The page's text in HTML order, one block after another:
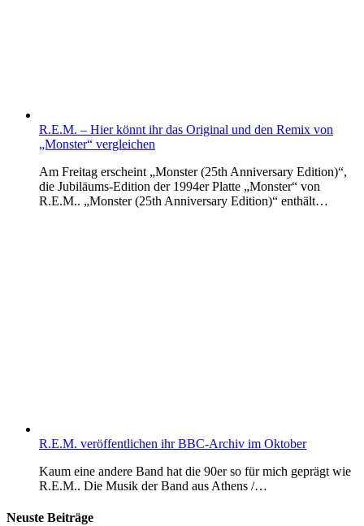
R.E.M. – Hier könnt ihr das Original und den Remix von
„Monster“ vergleichen
Am Freitag erscheint „Monster (25th Anniversary Edition)“,
die Jubiläums-Edition der 1994er Platte „Monster“ von
R.E.M.. „Monster (25th Anniversary Edition)“ enthält…
R.E.M. veröffentlichen ihr BBC-Archiv im Oktober
Kaum eine andere Band hat die 90er so für mich geprägt wie
R.E.M.. Die Musik der Band aus Athens /…
Neuste Beiträge